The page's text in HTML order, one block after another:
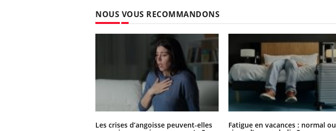
NOUS VOUS RECOMMANDONS
Les crises d’angoisse peuvent-elles Fatigue en vacances : normal ou